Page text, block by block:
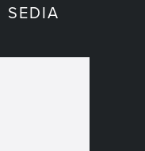
SEDIA